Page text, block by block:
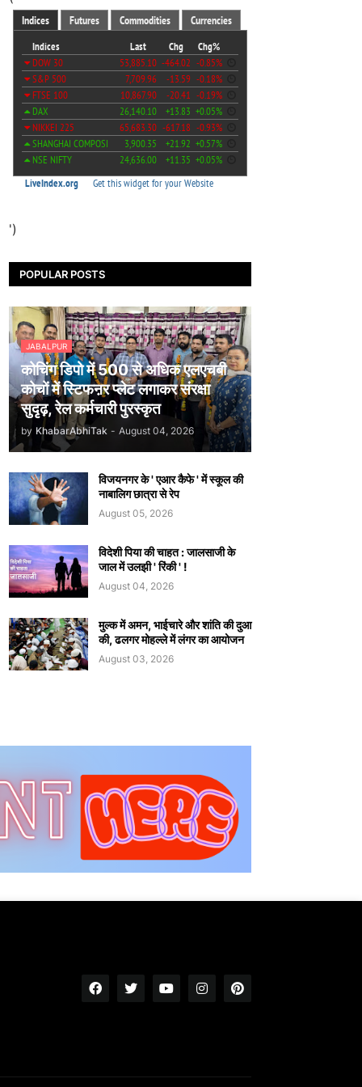
')
POPULAR POSTS
JABALPUR
कोचिंग डिपो में 500 से अधिक एलएचबी
कोचों में स्टिफऩर प्लेट लगाकर संरक्षा
सुदृढ़, रेल कर्मचारी पुरस्कृत
by KhabarAbhiTak - August 04, 2026
विजयनगर के ' एआर कैफे ' में स्कूल की
नाबालिग छात्रा से रेप
August 05, 2026
विदेशी पिया की चाहत : जालसाजी के
जाल में उलझी ' रिंकी ' !
August 04, 2026
मुल्क में अमन, भाईचारे और शांति की दुआ
की, ढलगर मोहल्ले में लंगर का आयोजन
August 03, 2026